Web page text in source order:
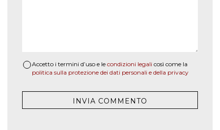
Accetto i termini d’uso e le condizioni legali così come la
politica sulla protezione dei dati personali e della privacy